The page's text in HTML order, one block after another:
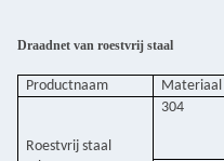
Draadnet van roestvrij staal
Productnaam Materiaal
Roestvrij staal
304